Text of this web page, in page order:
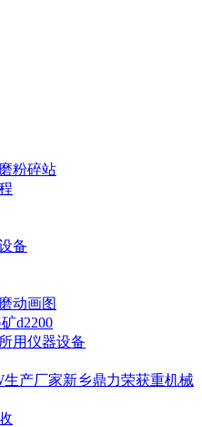
粉碎站
备
动画图
d2200
用仪器设备
产厂家新乡鼎力荣获重机械